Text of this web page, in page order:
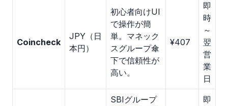
Coincheck
JPY（日
本円）
初心者向けUI
で操作が簡
単。マネック
スグループ傘
下で信頼性が
高い。
¥407
即
時
～
翌
営
業
日
SBIグループ
即